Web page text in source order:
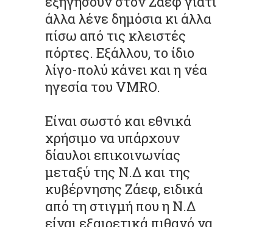
άλλα λένε δημόσια κι άλλα
πίσω από τις κλειστές
πόρτες. Εξάλλου, το ίδιο
λίγο-πολύ κάνει και η νέα
ηγεσία του VMRO.
Είναι σωστό και εθνικά
χρήσιμο να υπάρχουν
δίαυλοι επικοινωνίας
μεταξύ της Ν.Δ και της
κυβέρνησης Ζάεφ, ειδικά
από τη στιγμή που η Ν.Δ
είναι εξαιρετικά πιθανό να